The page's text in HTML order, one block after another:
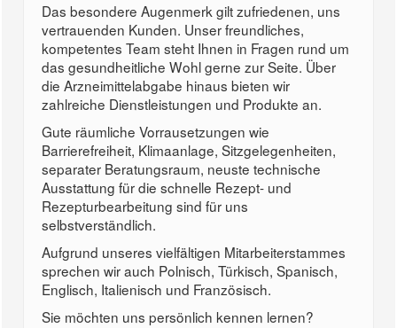
Das besondere Augenmerk gilt zufriedenen, uns
vertrauenden Kunden. Unser freundliches,
kompetentes Team steht Ihnen in Fragen rund um
das gesundheitliche Wohl gerne zur Seite. Über
die Arzneimittelabgabe hinaus bieten wir
zahlreiche Dienstleistungen und Produkte an.
Gute räumliche Vorrausetzungen wie
Barrierefreiheit, Klimaanlage, Sitzgelegenheiten,
separater Beratungsraum, neuste technische
Ausstattung für die schnelle Rezept- und
Rezepturbearbeitung sind für uns
selbstverständlich.
Aufgrund unseres vielfältigen Mitarbeiterstammes
sprechen wir auch Polnisch, Türkisch, Spanisch,
Englisch, Italienisch und Französisch.
Sie möchten uns persönlich kennen lernen?